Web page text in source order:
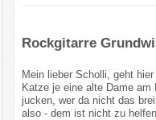
Rockgitarre
Mein lieber Scholli, geht
Katze je eine alte Dame am
jucken, wer da nicht das
also - dem ist nicht zu